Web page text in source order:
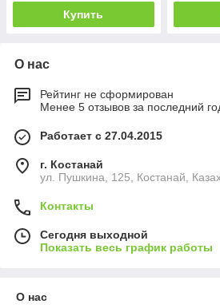
Купить
О нас
Рейтинг не сформирован
Менее 5 отзывов за последний
Работает с 27.04.2015
г. Костанай
ул. Пушкина, 125, Костанай,
Контакты
Сегодня выходной
Показать весь график работы
О нас